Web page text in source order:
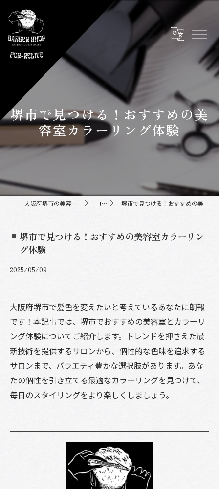
堺市で見つける！おすすめの美
容室カラーリング体験
大阪府堺市の美容室ならFor-Relive コラム 堺市で見つける！おすすめの美容室カラーリング体験
堺市で見つける！おすすめの美容室カラーリン
グ体験
2025/05/09
大阪府堺市で髪色を変えたいと考えているあなたに朗報
です！本記事では、堺市でおすすめの美容室とカラーリ
ング体験についてご紹介します。トレンドを押さえた最
新技術を提供するサロンから、個性的な色味を追求する
サロンまで、バラエティ豊かな選択肢があります。あな
たの個性を引き立てる最適なカラーリングを見つけて、
毎日のスタイリングをより楽しくしましょう。